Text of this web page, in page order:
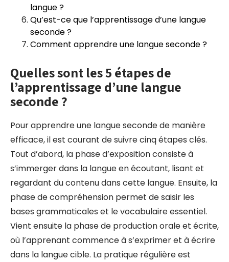
langue ?
Qu’est-ce que l’apprentissage d’une langue
seconde ?
Comment apprendre une langue seconde ?
Quelles sont les 5 étapes de
l’apprentissage d’une langue
seconde ?
Pour apprendre une langue seconde de manière
efficace, il est courant de suivre cinq étapes clés.
Tout d’abord, la phase d’exposition consiste à
s’immerger dans la langue en écoutant, lisant et
regardant du contenu dans cette langue. Ensuite, la
phase de compréhension permet de saisir les
bases grammaticales et le vocabulaire essentiel.
Vient ensuite la phase de production orale et écrite,
où l’apprenant commence à s’exprimer et à écrire
dans la langue cible. La pratique régulière est